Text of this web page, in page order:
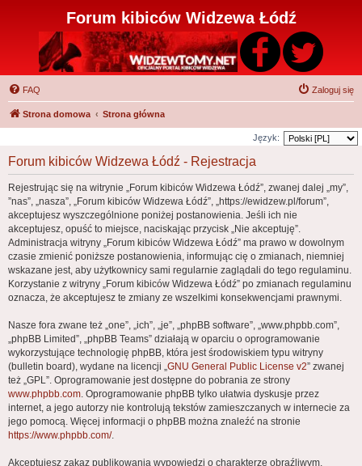
Forum kibiców Widzewa Łódź
FAQ Zaloguj się
Strona domowa Strona główna
Język:
Forum kibiców Widzewa Łódź - Rejestracja
Rejestrując się na witrynie „Forum kibiców Widzewa Łódź”, zwanej dalej „my”,
”nas”, „nasza”, „Forum kibiców Widzewa Łódź”, „https://ewidzew.pl/forum”,
akceptujesz wyszczególnione poniżej postanowienia. Jeśli ich nie
akceptujesz, opuść to miejsce, naciskając przycisk „Nie akceptuję”.
Administracja witryny „Forum kibiców Widzewa Łódź” ma prawo w dowolnym
czasie zmienić poniższe postanowienia, informując cię o zmianach, niemniej
wskazane jest, aby użytkownicy sami regularnie zaglądali do tego regulaminu.
Korzystanie z witryny „Forum kibiców Widzewa Łódź” po zmianach regulaminu
oznacza, że akceptujesz te zmiany ze wszelkimi konsekwencjami prawnymi.
Nasze fora zwane też „one”, „ich”, „je”, „phpBB software”, „www.phpbb.com”,
„phpBB Limited”, „phpBB Teams” działają w oparciu o oprogramowanie
wykorzystujące technologię phpBB, która jest środowiskiem typu witryny
(bulletin board), wydane na licencji „GNU General Public License v2” zwanej
też „GPL”. Oprogramowanie jest dostępne do pobrania ze strony
www.phpbb.com. Oprogramowanie phpBB tylko ułatwia dyskusje przez
internet, a jego autorzy nie kontrolują tekstów zamieszczanych w internecie za
jego pomocą. Więcej informacji o phpBB można znaleźć na stronie
https://www.phpbb.com/.
Akceptujesz zakaz publikowania wypowiedzi o charakterze obraźliwym,